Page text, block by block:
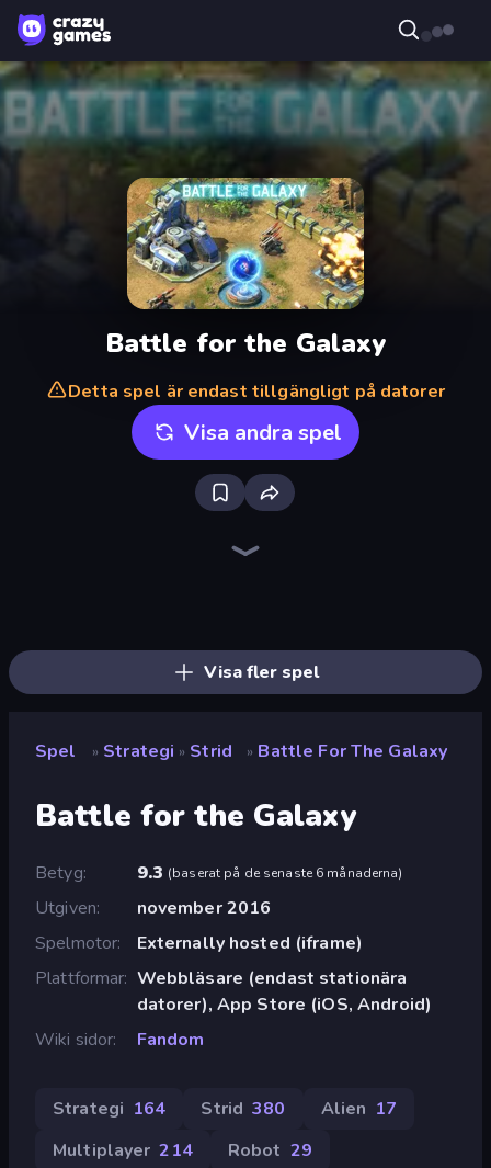
Battle for the Galaxy
Detta spel är endast tillgängligt på datorer
Visa andra spel
Visa fler spel
Spel » Strategi » Strid » Battle For The Galaxy
Battle for the Galaxy
Betyg 9.3 (baserat på de senaste 6 månaderna)
Utgiven
november 2016
Spelmotor
Externally hosted (iframe)
Plattformar Webbläsare (endast stationära
datorer), App Store (iOS, Android)
Wiki sidor
Fandom
Strategi 164 Strid 380 Alien 17
Multiplayer 214 Robot 29